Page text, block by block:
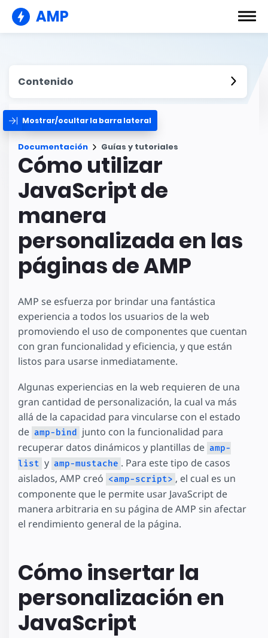
AMP
Contenido
Mostrar/ocultar la barra lateral
Documentación Guías y tutoriales
Cómo utilizar
JavaScript de
manera
personalizada en las
páginas de AMP
AMP se esfuerza por brindar una fantástica
experiencia a todos los usuarios de la web
promoviendo el uso de componentes que cuentan
con gran funcionalidad y eficiencia, y que están
listos para usarse inmediatamente.
Algunas experiencias en la web requieren de una
gran cantidad de personalización, la cual va más
allá de la capacidad para vincularse con el estado
de amp-bind
junto con la funcionalidad para
recuperar datos dinámicos y plantillas de amp-
list y amp-mustache . Para este tipo de casos
aislados, AMP creó <amp-script> , el cual es un
componente que le permite usar JavaScript de
manera arbitraria en su página de AMP sin afectar
el rendimiento general de la página.
Cómo insertar la
personalización en
JavaScript